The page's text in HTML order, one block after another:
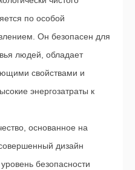
по особой
Он безопасен для
людей, обладает
свойствами и
энергозатраты к
основанное на
дизайн
безопасности